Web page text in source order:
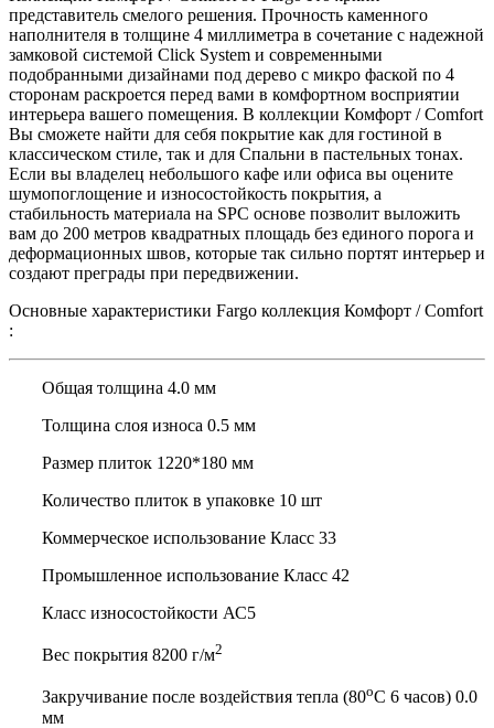
представитель смелого решения. Прочность каменного
наполнителя в толщине 4 миллиметра в сочетание с надежной
замковой системой Click System и современными
подобранными дизайнами под дерево с микро фаской по 4
сторонам раскроется перед вами в комфортном восприятии
интерьера вашего помещения. В коллекции Комфорт / Comfort
Вы сможете найти для себя покрытие как для гостиной в
классическом стиле, так и для Спальни в пастельных тонах.
Если вы владелец небольшого кафе или офиса вы оцените
шумопоглощение и износостойкость покрытия, а
стабильность материала на SPC основе позволит выложить
вам до 200 метров квадратных площадь без единого порога и
деформационных швов, которые так сильно портят интерьер и
создают преграды при передвижении.
Основные характеристики Fargo коллекция Комфорт / Comfort
:
Общая толщина 4.0 мм
Толщина слоя износа 0.5 мм
Размер плиток 1220*180 мм
Количество плиток в упаковке 10 шт
Коммерческое использование Класс 33
Промышленное использование Класс 42
Класс износостойкости АС5
Вес покрытия 8200 г/м2
Закручивание после воздействия тепла (80оС 6 часов) 0.0
мм